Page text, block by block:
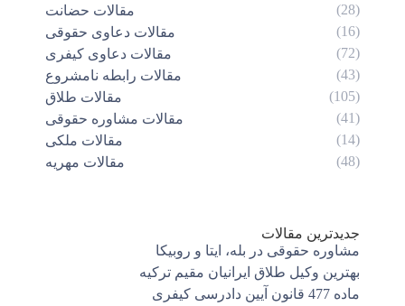
مقالات حضانت
(28)
مقالات دعاوی حقوقی
(16)
مقالات دعاوی کیفری
(72)
مقالات رابطه نامشروع
(43)
مقالات طلاق
(105)
مقالات مشاوره حقوقی
(41)
مقالات ملکی
(14)
مقالات مهریه
(48)
جدیدترین مقالات
مشاوره حقوقی در بله، ایتا و روبیکا
بهترین وکیل طلاق ایرانیان مقیم ترکیه
ماده 477 قانون آیین دادرسی کیفری